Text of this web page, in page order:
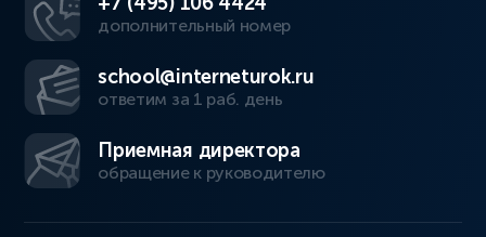
дополнительный номер
school@interneturok.ru
ответим за 1 раб. день
Приемная директора
обращение к руководителю